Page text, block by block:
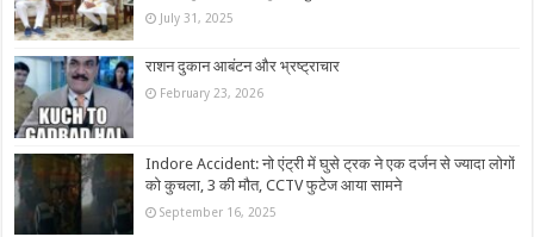
July 31, 2025
राशन दुकान आबंटन और भ्रष्ट्राचार
February 23, 2026
Indore Accident: नो एंट्री में घुसे ट्रक ने एक दर्जन से ज्यादा लोगों
को कुचला, 3 की मौत, CCTV फुटेज आया सामने
September 16, 2025